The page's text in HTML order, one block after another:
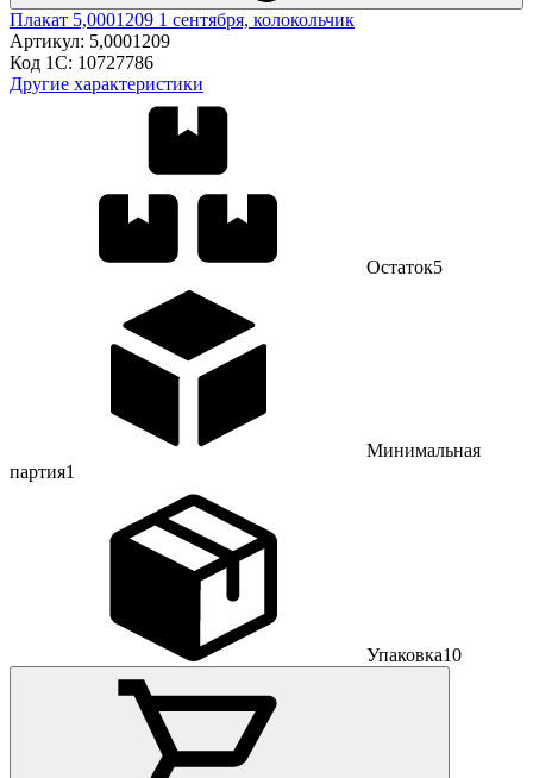
Плакат 5,0001209 1 сентября, колокольчик
Артикул: 5,0001209
Код 1С: 10727786
Другие характеристики
Остаток5
Минимальная
партия1
Упаковка10